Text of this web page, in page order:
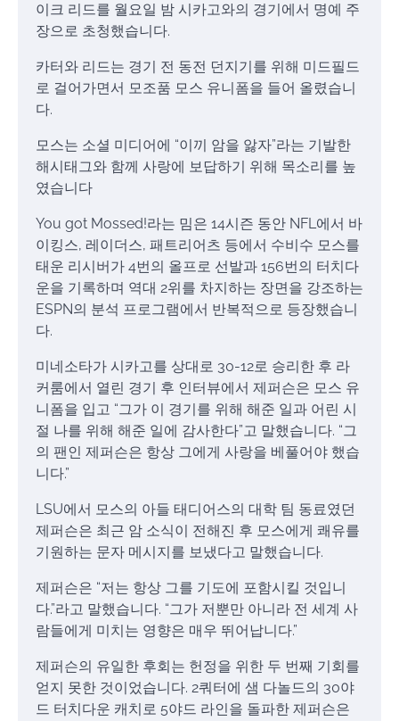
이크 리드를 월요일 밤 시카고와의 경기에서 명예 주
장으로 초청했습니다.
카터와 리드는 경기 전 동전 던지기를 위해 미드필드
로 걸어가면서 모조품 모스 유니폼을 들어 올렸습니
다.
모스는 소셜 미디어에 “이끼 암을 앓자”라는 기발한
해시태그와 함께 사랑에 보답하기 위해 목소리를 높
였습니다
You got Mossed!라는 밈은 14시즌 동안 NFL에서 바
이킹스, 레이더스, 패트리어츠 등에서 수비수 모스를
태운 리시버가 4번의 올프로 선발과 156번의 터치다
운을 기록하며 역대 2위를 차지하는 장면을 강조하는
ESPN의 분석 프로그램에서 반복적으로 등장했습니
다.
미네소타가 시카고를 상대로 30-12로 승리한 후 라
커룸에서 열린 경기 후 인터뷰에서 제퍼슨은 모스 유
니폼을 입고 “그가 이 경기를 위해 해준 일과 어린 시
절 나를 위해 해준 일에 감사한다”고 말했습니다. “그
의 팬인 제퍼슨은 항상 그에게 사랑을 베풀어야 했습
니다.”
LSU에서 모스의 아들 태디어스의 대학 팀 동료였던
제퍼슨은 최근 암 소식이 전해진 후 모스에게 쾌유를
기원하는 문자 메시지를 보냈다고 말했습니다.
제퍼슨은 “저는 항상 그를 기도에 포함시킬 것입니
다.”라고 말했습니다. “그가 저뿐만 아니라 전 세계 사
람들에게 미치는 영향은 매우 뛰어납니다.”
제퍼슨의 유일한 후회는 헌정을 위한 두 번째 기회를
얻지 못한 것이었습니다. 2쿼터에 샘 다놀드의 30야
드 터치다운 캐치로 5야드 라인을 돌파한 제퍼슨은